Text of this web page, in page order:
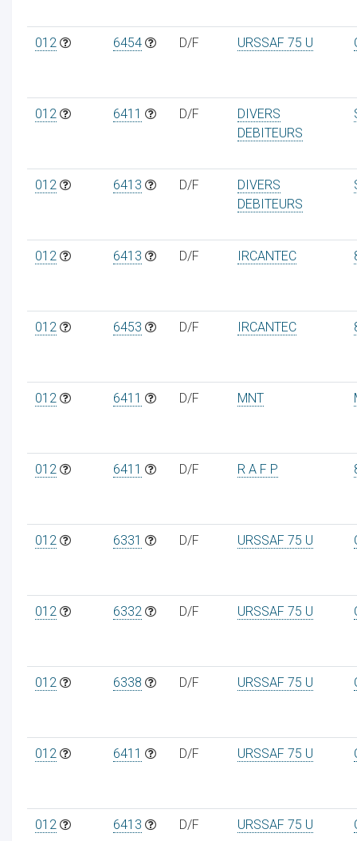
012 6454 D/F URSSAF 75 U
012 6411 D/F
DIVERS
DEBITEURS
012 6413 D/F
DIVERS
DEBITEURS
012 6413 D/F IRCANTEC
012 6453 D/F IRCANTEC
012 6411 D/F MNT
012 6411 D/F R A F P
012 6331 D/F URSSAF 75 U
012 6332 D/F URSSAF 75 U
012 6338 D/F URSSAF 75 U
012 6411 D/F URSSAF 75 U
012 6413 D/F URSSAF 75 U